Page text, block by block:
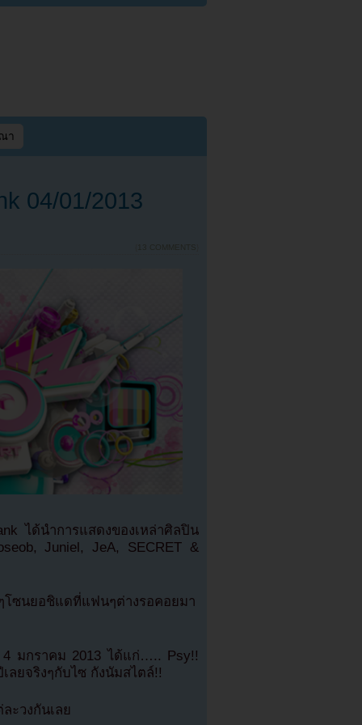
า
04/01/2013
13 COMMENTS
ได้นำการแสดงของเหล่าศิลปิน
Juniel, JeA, SECRET &
โซนยอชิแดที่แฟนๆต่างรอคอยมา
4 มกราคม 2013 ได้แก่….. Psy!!
ลยจริงๆกับไซ กังนัมสไตล์!!
ะวงกันเลย